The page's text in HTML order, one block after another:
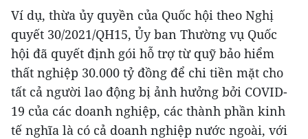
Ví dụ, thừa ủy quyền của Quốc hội theo Nghị
quyết 30/2021/QH15, Ủy ban Thường vụ Quốc
hội đã quyết định gói hỗ trợ từ quỹ bảo hiểm
thất nghiệp 30.000 tỷ đồng để chi tiền mặt cho
tất cả người lao động bị ảnh hưởng bởi COVID-
19 của các doanh nghiệp, các thành phần kinh
tế nghĩa là có cả doanh nghiệp nước ngoài, với